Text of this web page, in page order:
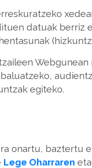
datuak berriz
egiteko.
onartu, baztertu
Lege Oharraren eta